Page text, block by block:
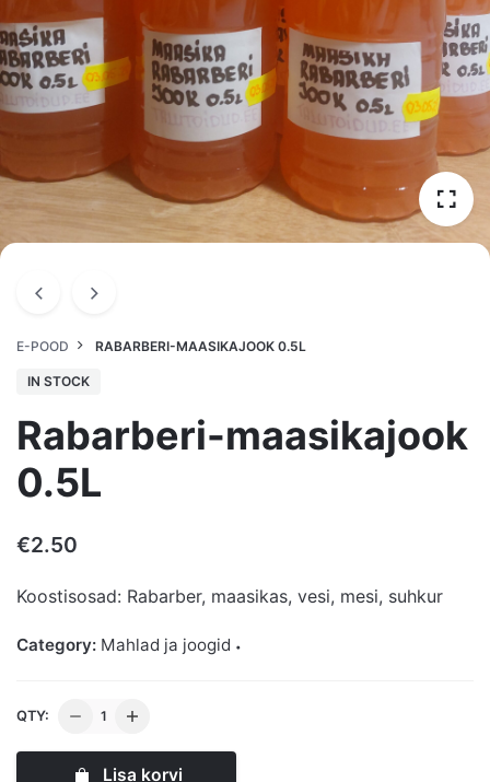
E-POOD RABARBERI-MAASIKAJOOK 0.5L
IN STOCK
Rabarberi-maasikajook
0.5L
€2.50
Koostisosad: Rabarber, maasikas, vesi, mesi, suhkur
Category: Mahlad ja joogid
QTY:
Rabarberi-
0.5L
Lisa korvi